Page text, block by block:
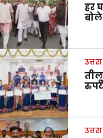
हर
तीलू